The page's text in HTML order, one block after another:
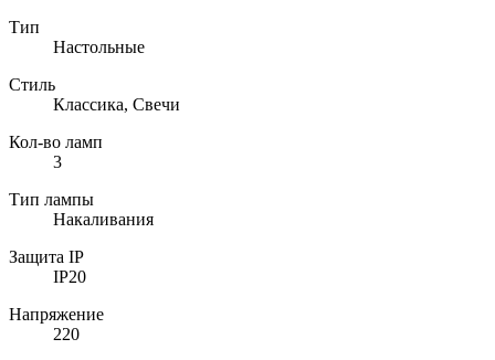
Тип
Настольные
Стиль
Классика, Свечи
Кол-во ламп
3
Тип лампы
Накаливания
Защита IP
IP20
Напряжение
220